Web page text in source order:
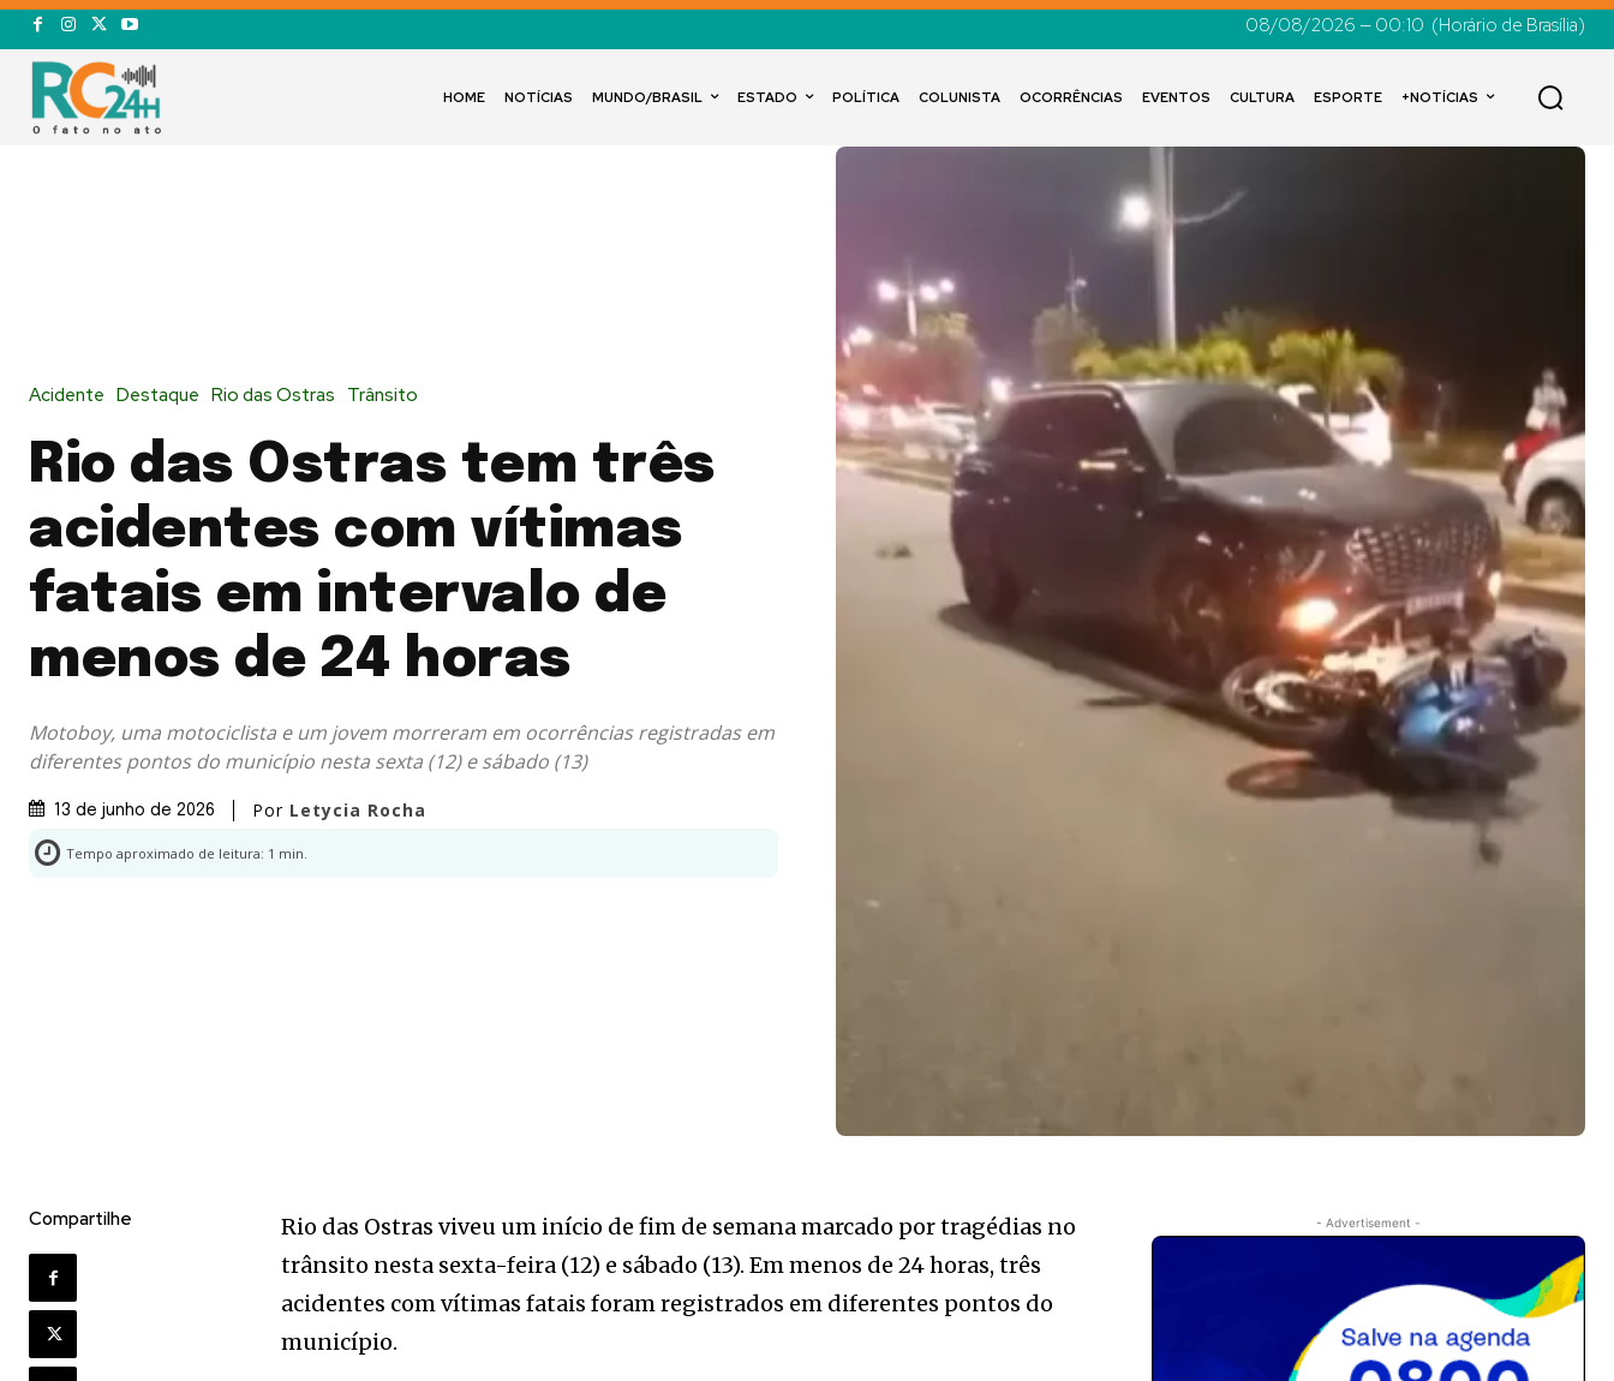
08/08/2026 — 00:10 (Horário de Brasília)
HOME NOTÍCIAS MUNDO/BRASIL ESTADO POLÍTICA COLUNISTA OCORRÊNCIAS EVENTOS CULTURA ESPORTE +NOTÍCIAS
Acidente Destaque Rio das Ostras Trânsito
Rio das Ostras tem três
acidentes com vítimas
fatais em intervalo de
menos de 24 horas
Motoboy, uma motociclista e um jovem morreram em ocorrências registradas em
diferentes pontos do município nesta sexta (12) e sábado (13)
13 de junho de 2026 Por Letycia Rocha
Tempo aproximado de leitura: 1 min.
Compartilhe
Rio das Ostras viveu um início de fim de semana marcado por tragédias no
trânsito nesta sexta-feira (12) e sábado (13). Em menos de 24 horas, três
acidentes com vítimas fatais foram registrados em diferentes pontos do
município.
- Advertisement -